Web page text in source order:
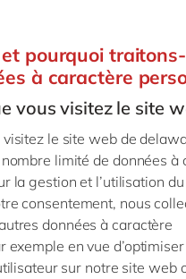
pourquoi
à caractère
vous visitez le site
visitez le site web de
limité de données à
la gestion et l’utilisation
consentement, nous
données à caractère
exemple en vue d’optimiser
sur notre site web